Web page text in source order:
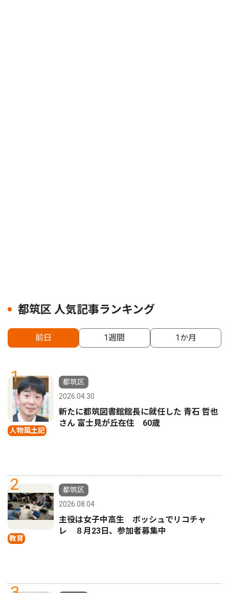
都筑区 人気記事ランキング
前日 1週間 1か月
1
人物風土記
都筑区
2026.04.30
新たに都筑図書館館長に就任した 青石 哲也
さん 富士見が丘在住 60歳
2
教育
都筑区
2026.08.04
主役は女子中高生 ボッシュでリコチャ
レ ８月23日、参加者募集中